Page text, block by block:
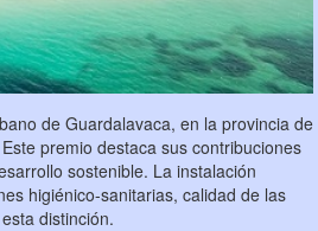
de Guardalavaca, en la provincia de
premio destaca sus contribuciones
sostenible. La instalación
higiénico-sanitarias, calidad de las
distinción.